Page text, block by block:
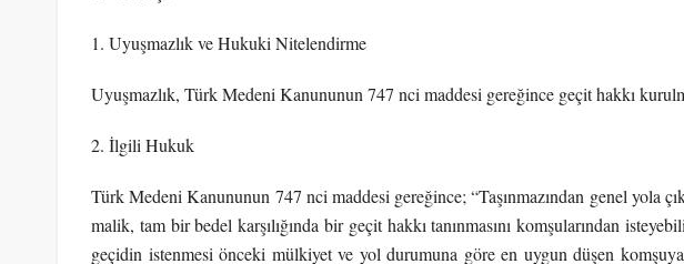
1. Uyuşmazlık ve Hukuki Nitelendirme
Uyuşmazlık, Türk Medeni Kanununun 747 nci maddesi gereğince geçit hakkı
2. İlgili Hukuk
Türk Medeni Kanununun 747 nci maddesi gereğince; “Taşınmazından genel yola
malik, tam bir bedel karşılığında bir geçit hakkı tanınmasını komşularından
geçidin istenmesi önceki mülkiyet ve yol durumuna göre en uygun düşen